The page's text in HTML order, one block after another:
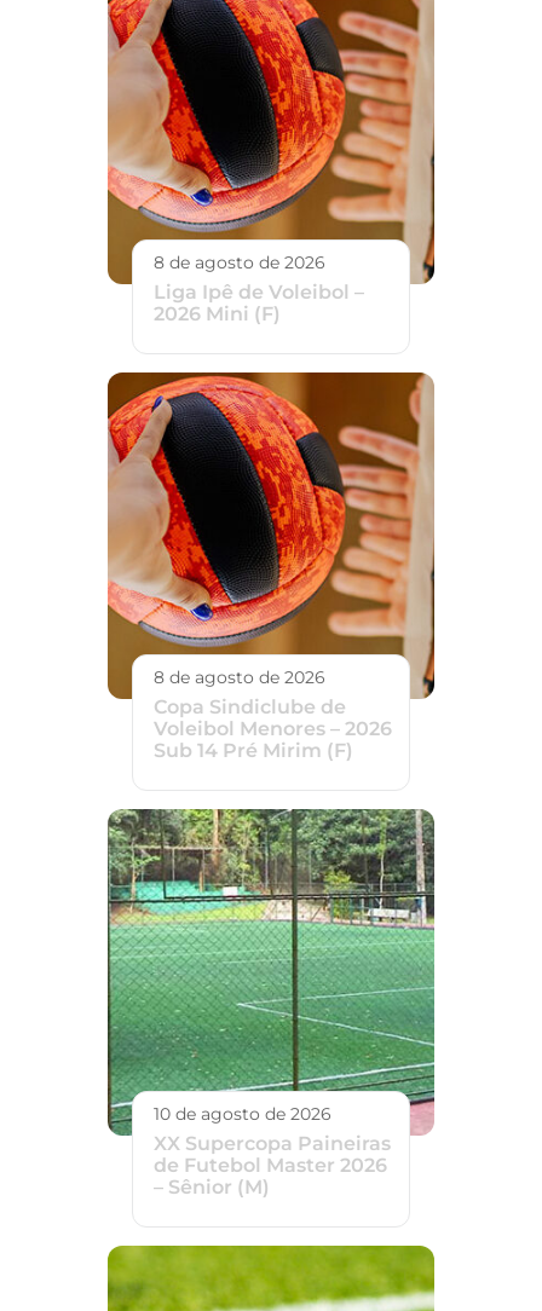
8 de agosto de 2026
Liga Ipê de Voleibol –
2026 Mini (F)
8 de agosto de 2026
Copa Sindiclube de
Voleibol Menores – 2026
Sub 14 Pré Mirim (F)
10 de agosto de 2026
XX Supercopa Paineiras
de Futebol Master 2026
– Sênior (M)